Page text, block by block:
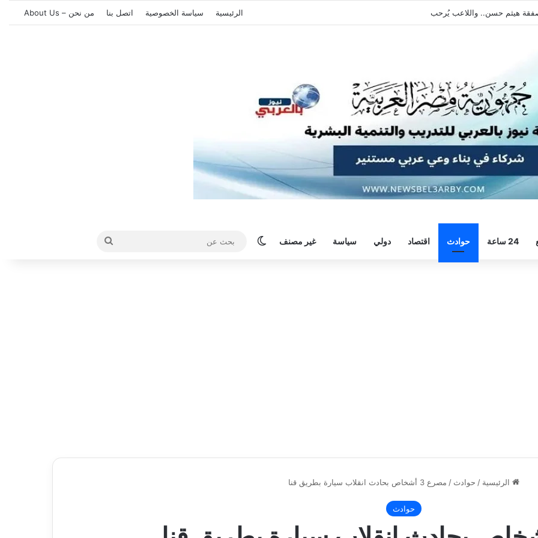
بالعودة الفورية للتدريبات الرئيسية سياسة الخصوصية اتصل بنا من نحن – About Us
24 ساعة حوادث اقتصاد دولي سياسة غير مصنف الوضع المظلم
بحث
الرئيسية / حوادث / مصرع 3 أشخاص بحادث انقلاب سيارة بطريق قنا
حوادث